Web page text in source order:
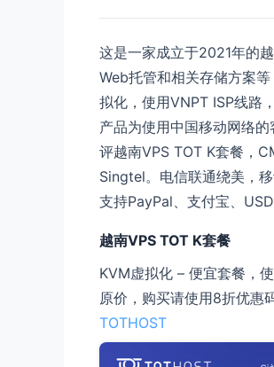
这是一家成立于2021年的
Web托管和相关存储方案等
拟化，使用VNPT ISP线路
产品为使用中国移动网络
评越南VPS TOT K套餐，
Singtel。电信联通绕美，
支持PayPal、支付宝、
越南VPS TOT K套餐
KVM虚拟化 – 便宜套餐，
原价，购买请使用8折优惠
TOTHOST